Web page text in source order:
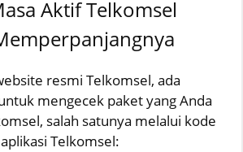
Aktif Telkomsel
resmi Telkomsel, ada
mengecek paket yang Anda
salah satunya melalui kode
Telkomsel: